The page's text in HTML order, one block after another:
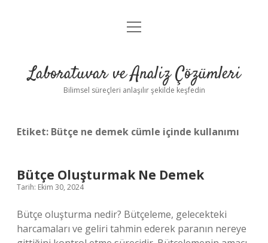
Anasayfa
Yasal Uyarı
menüyü
Laboratuvar ve Analiz Çözümleri
Bilimsel süreçleri anlaşılır şekilde keşfedin
Etiket: Bütçe ne demek cümle içinde kullanımı
Bütçe Oluşturmak Ne Demek
Tarih: Ekim 30, 2024
Bütçe oluşturma nedir? Bütçeleme, gelecekteki
harcamaları ve geliri tahmin ederek paranın nereye